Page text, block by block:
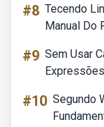
#8 Tecendo
Manual Do
#9 Sem Usar
#10 Segundo